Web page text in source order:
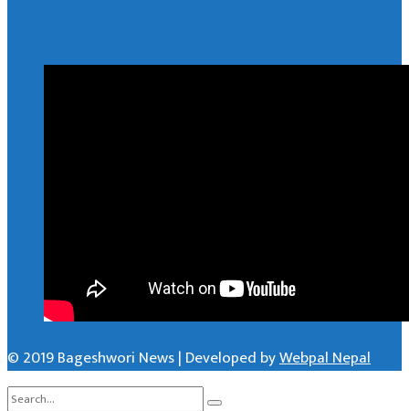
© 2019 Bageshwori News | Developed byWebpal Nepal